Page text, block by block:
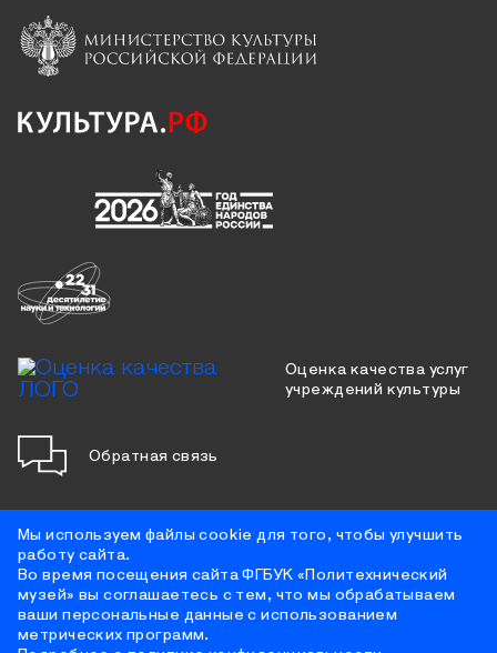
Оценка качества услуг
учреждений культуры
Обратная связь
Противодействие коррупции
Цифровая доступность
Условия использования материалов сайта
Политика конфиденциальности
Противодействие терроризму
Мы используем файлы cookie для того, чтобы улучшить
работу сайта.
Во время посещения сайта ФГБУК «Политехнический
музей» вы соглашаетесь с тем, что мы обрабатываем
ваши персональные данные с использованием
метрических программ.